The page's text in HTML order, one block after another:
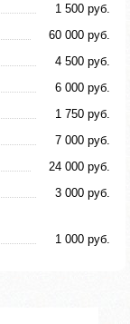
1 500 руб.
60 000 руб.
4 500 руб.
6 000 руб.
1 750 руб.
7 000 руб.
24 000 руб.
3 000 руб.
1 000 руб.